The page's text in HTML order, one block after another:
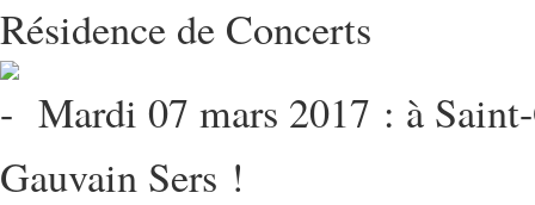
Résidence de Concerts
Mardi 07 mars 2017 : à
Gauvain Sers !